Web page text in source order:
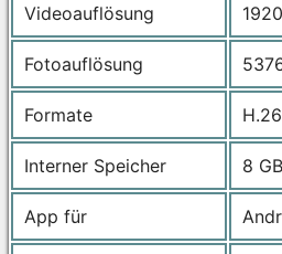
Videoauflösung
Fotoauflösung
Formate
Interner Speicher 8 GB
App für